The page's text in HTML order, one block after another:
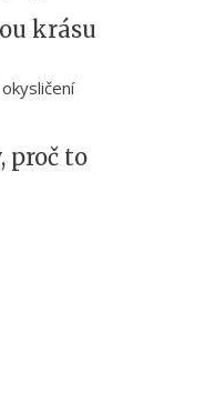
krásu
proč to